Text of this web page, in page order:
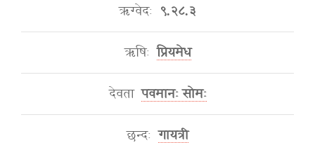
ऋग्वेदः ९.२८.३
ऋषिः प्रियमेध
देवता पवमानः सोमः
छन्दः गायत्री